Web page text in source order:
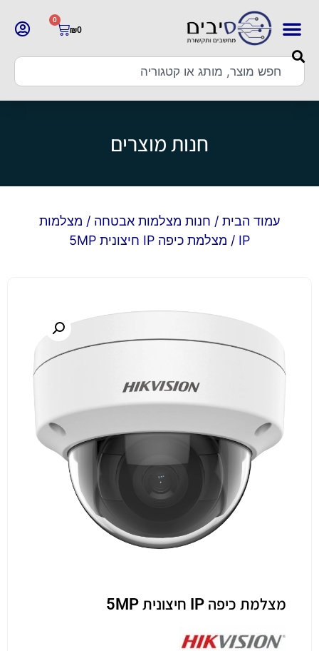
₪0
0
חנות מוצרים
עמוד הבית / חנות מצלמות אבטחה / מצלמות
IP / מצלמת כיפה IP חיצונית 5MP
מצלמת כיפה IP חיצונית 5MP